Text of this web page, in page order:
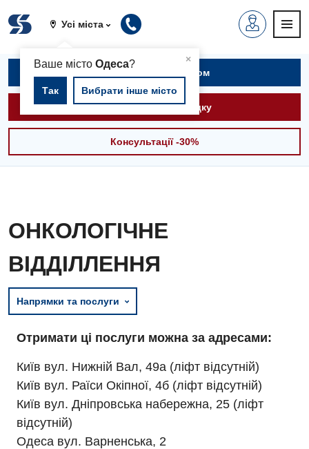
Усі міста
×
Ваше містоОдеса?
Так Вибрати інше місто
Записатися на прийом
Викликати швидку
Консультації -30%
ОНКОЛОГІЧНЕ
ВІДДІЛЛЕННЯ
Напрямки та послуги
Отримати ці послуги можна за адресами:
Київ вул. Нижній Вал, 49а (ліфт відсутній)
Київ вул. Раїси Окіпної, 4б (ліфт відсутній)
Київ вул. Дніпровська набережна, 25 (ліфт
відсутній)
Одеса вул. Варненська, 2